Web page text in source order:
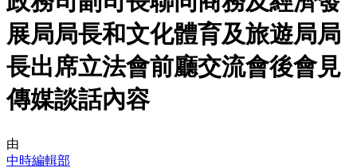
展局局長和文化體育及旅遊局局
長出席立法會前廳交流會後會見
傳媒談話內容
由
中時編輯部